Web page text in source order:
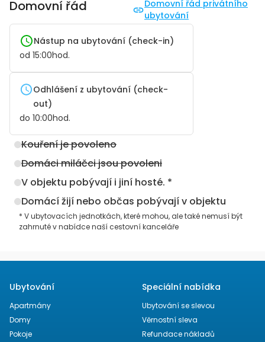
Domovní řád
Domovní řád privátního
ubytování
Nástup na ubytování (check-in)
od 15:00hod.
Odhlášení z ubytování (check-
out)
do 10:00hod.
Kouření je povoleno
Domáci miláčci jsou povoleni
V objektu pobývají i jiní hosté. *
Domácí žijí nebo občas pobývají v objektu
* V ubytovacích jednotkách, které mohou, ale také nemusí být
zahrnuté v nabídce naší cestovní kanceláře
Ubytování
Apartmány
Domy
Pokoje
Speciální nabídka
Ubytování se slevou
Věrnostní sleva
Refundace nákladů